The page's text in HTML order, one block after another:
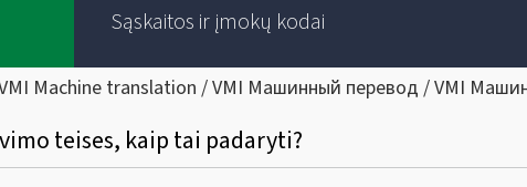
Sąskaitos ir įmokų kodai
Machine translation / VMI Машинный перевод / VMI
teises, kaip tai padaryti?